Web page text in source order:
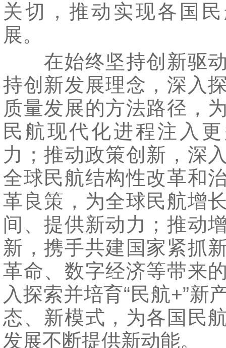
关切，推动实现各国
展。
在始终坚持创新驱动
持创新发展理念，深入
质量发展的方法路径，
民航现代化进程注入
力；推动政策创新，深
全球民航结构性改革和
革良策，为全球民航增
间、提供新动力；推动
新，携手共建国家紧抓
革命、数字经济等带来
入探索并培育“民航+”新
态、新模式，为各国民
发展不断提供新动能。